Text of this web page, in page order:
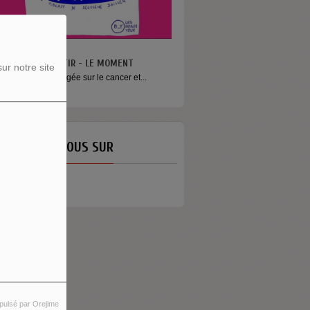
notre site
par Orejime
VA PAS S’MENTIR - LE MOMENT
émission engagée sur le cancer et...
NOUS SUR